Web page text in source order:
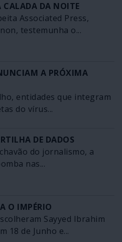
CALADA DA NOITE
Associated Press,
testemunha o...
A PRÓXIMA
entidades que integram
do vírus...
DE DADOS
do jornalismo, a
nas...
O IMPÉRIO
Sayyed Ibrahim
18 de Junho e...